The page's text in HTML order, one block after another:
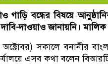
গাড়ি বন্ধের বিষয়ে
দাওয়াও জানায়নি।
সকালে বনানীর
এসব কথা বলেন